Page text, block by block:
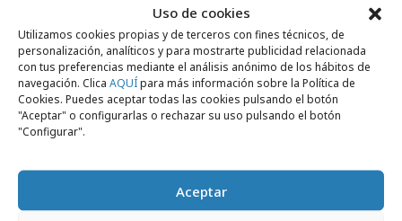
Uso de cookies
Utilizamos cookies propias y de terceros con fines técnicos, de
personalización, analíticos y para mostrarte publicidad relacionada
con tus preferencias mediante el análisis anónimo de los hábitos de
navegación. Clica AQUÍpara más información sobre la Política de
Cookies. Puedes aceptar todas las cookies pulsando el botón
"Aceptar" o configurarlas o rechazar su uso pulsando el botón
"Configurar".
Aceptar
Comparte
Noticias Relacionadas